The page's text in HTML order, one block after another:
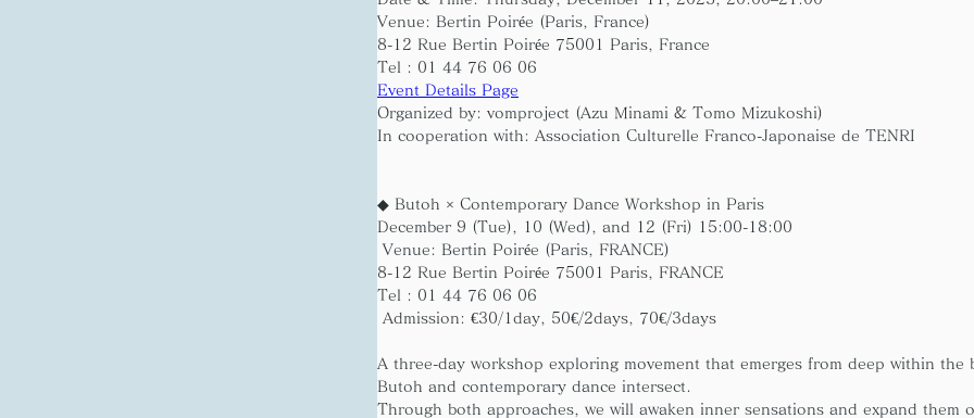
Venue: Bertin Poirée (Paris, France)
8-12 Rue Bertin Poirée 75001 Paris, France
Tel : 01 44 76 06 06
Event Details Page
Organized by: vomproject (Azu Minami & Tomo Mizukoshi)
In cooperation with: Association Culturelle Franco-Japonaise de TENRI
◆ Butoh × Contemporary Dance Workshop in Paris
December 9 (Tue), 10 (Wed), and 12 (Fri) 15:00-18:00
Venue: Bertin Poirée (Paris, FRANCE)
8-12 Rue Bertin Poirée 75001 Paris, FRANCE
Tel : 01 44 76 06 06
Admission: €30/1day, 50€/2days, 70€/3days
A three-day workshop exploring movement that emerges from deep within the
Butoh and contemporary dance intersect.
Through both approaches, we will awaken inner sensations and expand them